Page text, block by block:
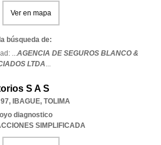
Ver en mapa
búsqueda de:
...AGENCIA DE SEGUROS BLANCO &
LTDA...
S A S
, IBAGUE, TOLIMA
diagnostico
SIMPLIFICADA